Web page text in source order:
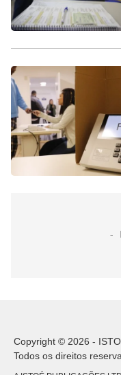
Copyright © 2026 -
Todos os direitos